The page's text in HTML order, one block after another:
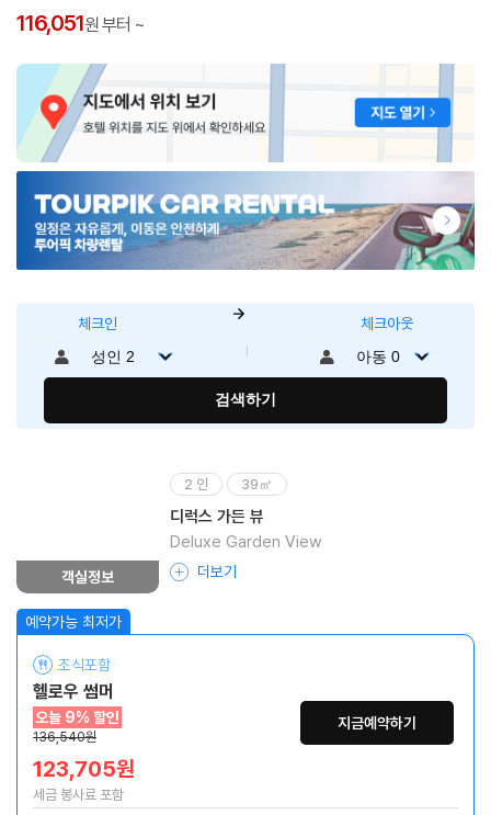
116,051원 부터 ~
체크인 체크아웃
검색하기
객실정보
2 인 39㎡
디럭스 가든 뷰
Deluxe Garden View
더보기
헬로우 썸머
조식포함
오늘 9% 할인
136,540원
123,705원
세금 봉사료 포함
지금예약하기